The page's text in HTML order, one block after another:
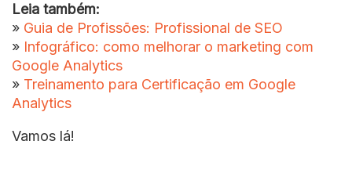
Leia também:
» Guia de Profissões: Profissional de SEO
» Infográfico: como melhorar o marketing com
Google Analytics
» Treinamento para Certificação em Google
Analytics
Vamos lá!